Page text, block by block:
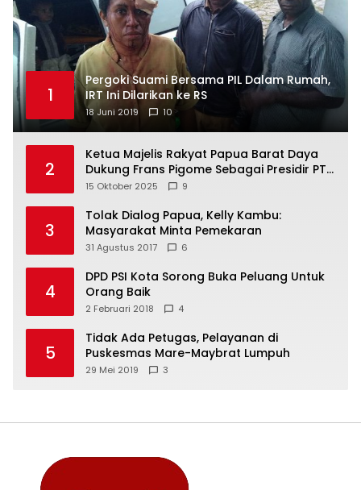
1
Pergoki Suami Bersama PIL Dalam Rumah,
IRT Ini Dilarikan ke RS
18 Juni 2019 10
2
Ketua Majelis Rakyat Papua Barat Daya
Dukung Frans Pigome Sebagai Presidir PT
Freeport Indonesia
15 Oktober 2025 9
3
Tolak Dialog Papua, Kelly Kambu:
Masyarakat Minta Pemekaran
31 Agustus 2017 6
4
DPD PSI Kota Sorong Buka Peluang Untuk
Orang Baik
2 Februari 2018 4
5
Tidak Ada Petugas, Pelayanan di
Puskesmas Mare-Maybrat Lumpuh
29 Mei 2019 3